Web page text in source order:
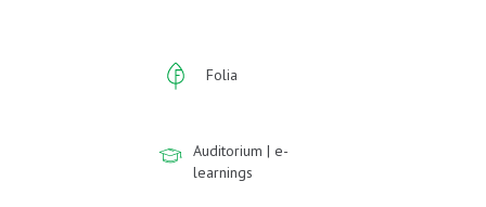
Folia
Auditorium | e-
learnings